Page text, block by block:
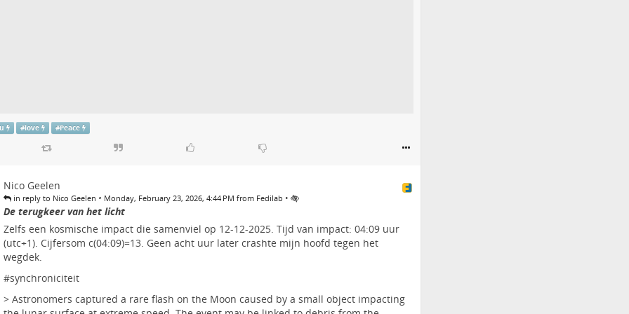
#love #Peace
Nico Geelen
in reply to Nico Geelen • Monday, February 23, 2026, 4:44 PM from Fedilab •
De terugkeer van het licht
Zelfs een kosmische impact die samenviel op 12-12-2025. Tijd van impact: 04:09 uur
(utc+1). Cijfersom c(04:09)=13. Geen acht uur later crashte mijn hoofd tegen het
wegdek.
#synchroniciteit
> Astronomers captured a rare flash on the Moon caused by a small object impacting